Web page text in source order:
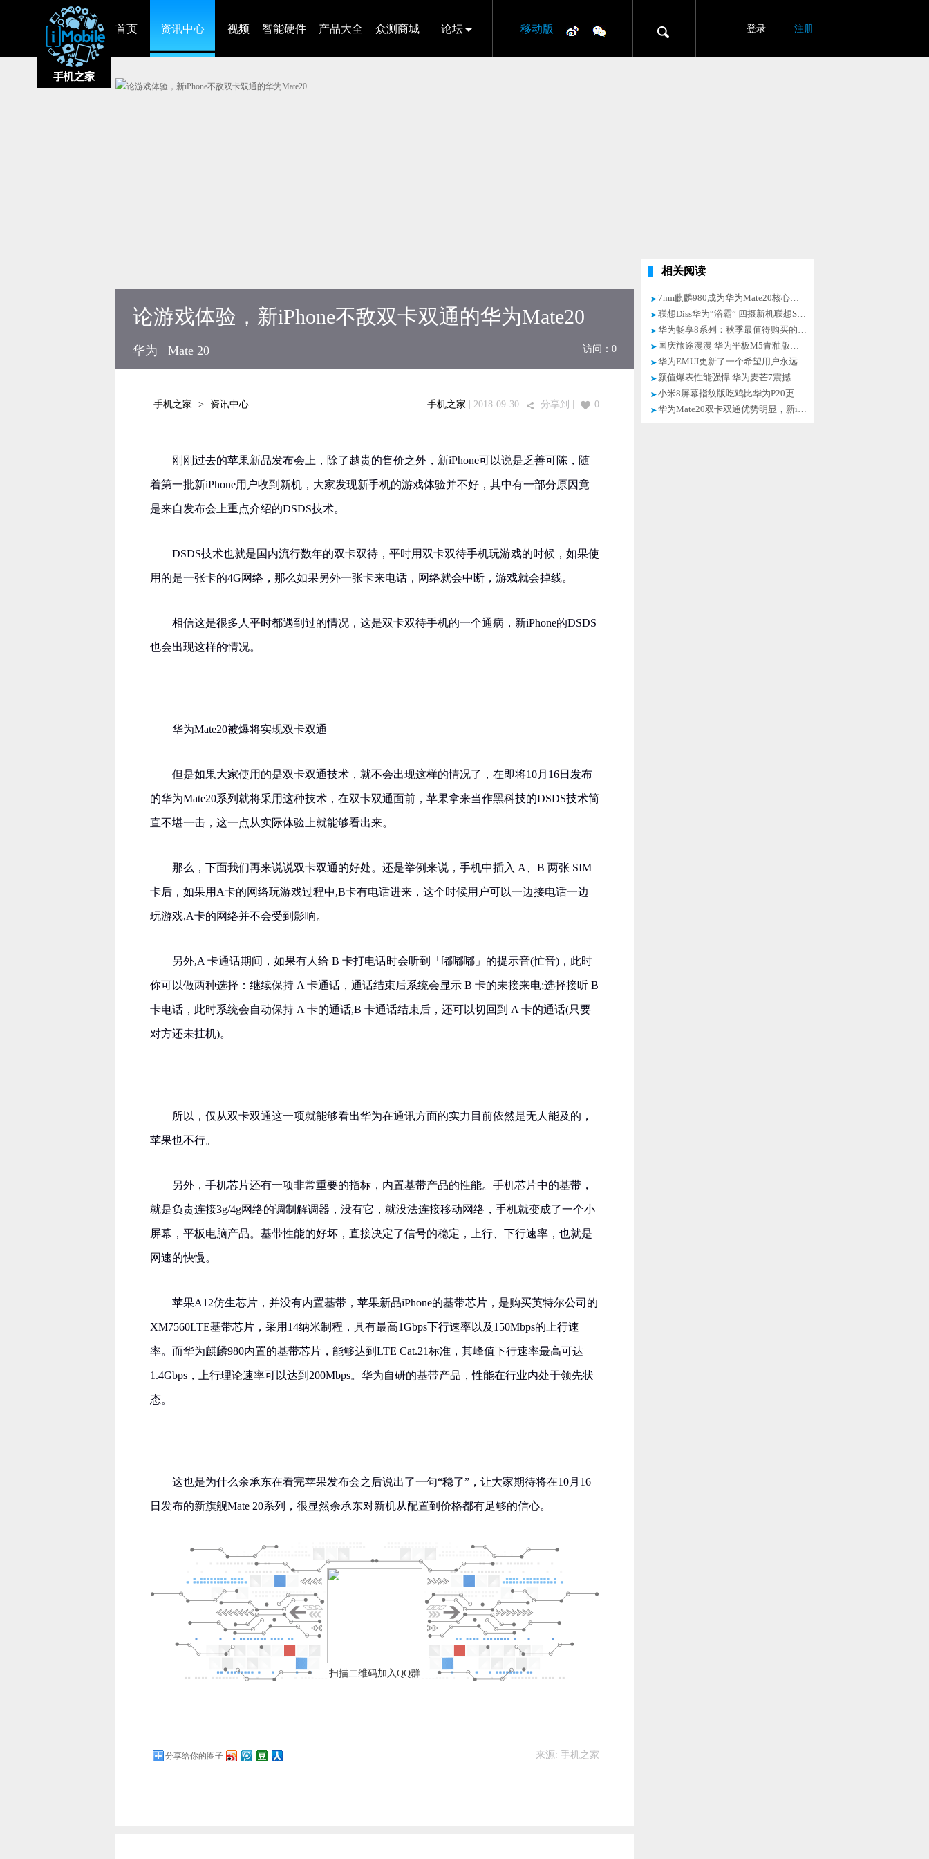
首页 资讯中心 视频 智能硬件 产品大全 众测商城 论坛 移动版 登录 注册
论游戏体验，新iPhone不敌双卡双通的华为Mate20
华为 Mate 20 访问： 0
手机之家 > 资讯中心 手机之家 | 2018-09-30 | 分享到 0
刚刚过去的苹果新品发布会上，除了越贵的售价之外，新iPhone可以说是乏善可陈，随
着第一批新iPhone用户收到新机，大家发现新手机的游戏体验并不好，其中有一部分原因竟
是来自发布会上重点介绍的DSDS技术。
DSDS技术也就是国内流行数年的双卡双待，平时用双卡双待手机玩游戏的时候，如果使
用的是一张卡的4G网络，那么如果另外一张卡来电话，网络就会中断，游戏就会掉线。
相信这是很多人平时都遇到过的情况，这是双卡双待手机的一个通病，新iPhone的DSDS
也会出现这样的情况。
华为Mate20被爆将实现双卡双通
但是如果大家使用的是双卡双通技术，就不会出现这样的情况了，在即将10月16日发布
的华为Mate20系列就将采用这种技术，在双卡双通面前，苹果拿来当作黑科技的DSDS技术简
直不堪一击，这一点从实际体验上就能够看出来。
那么，下面我们再来说说双卡双通的好处。还是举例来说，手机中插入 A、B 两张 SIM
卡后，如果用A卡的网络玩游戏过程中,B卡有电话进来，这个时候用户可以一边接电话一边
玩游戏,A卡的网络并不会受到影响。
另外,A 卡通话期间，如果有人给 B 卡打电话时会听到「嘟嘟嘟」的提示音(忙音)，此时
你可以做两种选择：继续保持 A 卡通话，通话结束后系统会显示 B 卡的未接来电;选择接听 B
卡电话，此时系统会自动保持 A 卡的通话,B 卡通话结束后，还可以切回到 A 卡的通话(只要
对方还未挂机)。
所以，仅从双卡双通这一项就能够看出华为在通讯方面的实力目前依然是无人能及的，
苹果也不行。
另外，手机芯片还有一项非常重要的指标，内置基带产品的性能。手机芯片中的基带，
就是负责连接3g/4g网络的调制解调器，没有它，就没法连接移动网络，手机就变成了一个小
屏幕，平板电脑产品。基带性能的好坏，直接决定了信号的稳定，上行、下行速率，也就是
网速的快慢。
苹果A12仿生芯片，并没有内置基带，苹果新品iPhone的基带芯片，是购买英特尔公司的
XM7560LTE基带芯片，采用14纳米制程，具有最高1Gbps下行速率以及150Mbps的上行速
率。而华为麒麟980内置的基带芯片，能够达到LTE Cat.21标准，其峰值下行速率最高可达
1.4Gbps，上行理论速率可以达到200Mbps。华为自研的基带产品，性能在行业内处于领先状
态。
这也是为什么余承东在看完苹果发布会之后说出了一句“稳了”，让大家期待将在10月16
日发布的新旗舰Mate 20系列，很显然余承东对新机从配置到价格都有足够的信心。
扫描二维码加入QQ群
分享给你的圈子 来源: 手机之家
相关阅读
7nm麒麟980成为华为Mate20核心竞争力，自主研发芯片友商难企及
联想Diss华为“浴霸” 四摄新机联想S5 Pro预计10月发布
华为畅享8系列：秋季最值得购买的千元机
国庆旅途漫漫 华为平板M5青釉版搭配花粉卡营造欢乐体验
华为EMUI更新了一个希望用户永远用不到的功能
颜值爆表性能强悍 华为麦芒7震撼登场
小米8屏幕指纹版吃鸡比华为P20更流畅？测试结果真相了！
华为Mate20双卡双通优势明显，新iPhone望尘莫及